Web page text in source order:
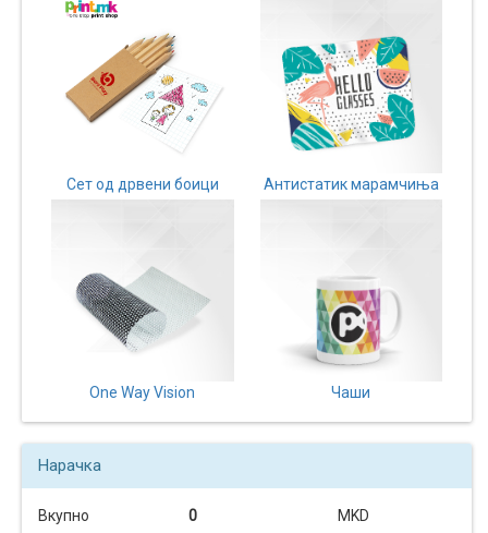
Сет од дрвени боици Антистатик марамчиња
One Way Vision Чаши
Нарачка
Вкупно 0
MKD